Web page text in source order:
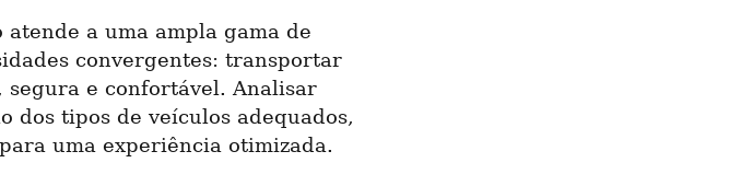
a uma ampla gama de
convergentes: transportar
segura e confortável. Analisar
dos tipos de veículos adequados,
uma experiência otimizada.